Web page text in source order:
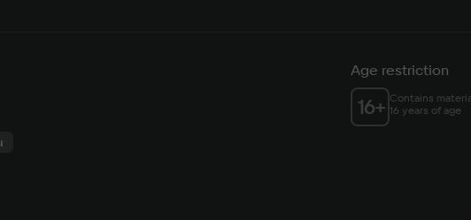
Age restriction
16+ Contains
16 years of age